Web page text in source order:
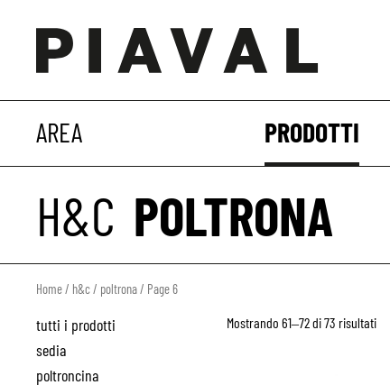
AREA PRODOTTI
H&C POLTRONA
Home/ h&c/ poltrona/ Page 6
tutti i prodotti
sedia
poltroncina
Mostrando 61–72 di 73 risultati